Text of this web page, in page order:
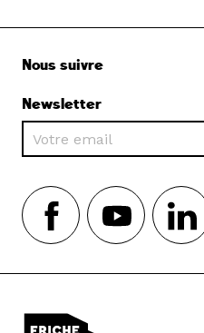
Nous suivre
Newsletter